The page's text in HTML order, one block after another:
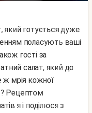
поласують ваші
гості за
салат, який до
ж мрія кожної
Рецептом
я і поділюся з